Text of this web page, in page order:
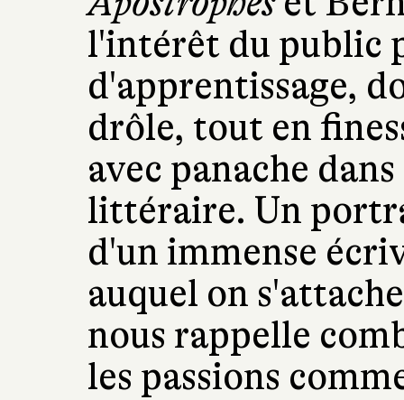
l'intérêt du public
d'apprentissage,
drôle, tout en
avec panache
littéraire. Un
d'un immense
auquel on
nous rappelle
les passions